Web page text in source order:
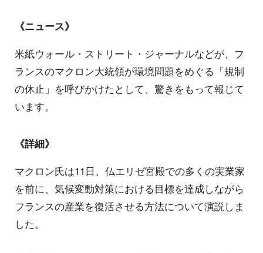
《ニュース》
米紙ウォール・ストリート・ジャーナルなどが、フ
ランスのマクロン大統領が環境問題をめぐる「規制
の休止」を呼びかけたとして、驚きをもって報じて
います。
《詳細》
マクロン氏は11日、仏エリゼ宮殿での多くの実業家
を前に、気候変動対策における目標を達成しながら
フランスの産業を復活させる方法について演説しま
した。